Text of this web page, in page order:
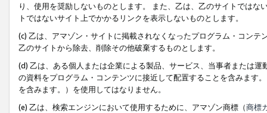
り、使用を奨励しないものとします。 また、乙は、乙のサイトでは
トではないサイト上でかかるリンクを表示しないものとします。
(c) 乙は、アマゾン・サイトに掲載されなくなったプログラム・コン
乙のサイトから除去、削除その他破棄するものとします。
(d) 乙は、ある個人または企業による製品、サービス、当事者または
の資料をプログラム・コンテンツに接近して配置することを含みます
を含みます。）を使用してはなりません。
(e) 乙は、検索エンジンにおいて使用するために、アマゾン商標（商標